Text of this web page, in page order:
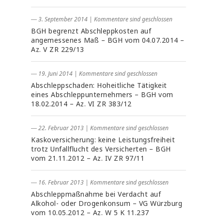
― 3. September 2014 | Kommentare sind geschlossen
BGH begrenzt Abschleppkosten auf
angemessenes Maß – BGH vom 04.07.2014 –
Az. V ZR 229/13
― 19. Juni 2014 | Kommentare sind geschlossen
Abschleppschaden: Hoheitliche Tätigkeit
eines Abschleppunternehmers – BGH vom
18.02.2014 – Az. VI ZR 383/12
― 22. Februar 2013 | Kommentare sind geschlossen
Kaskoversicherung: keine Leistungsfreiheit
trotz Unfallflucht des Versicherten – BGH
vom 21.11.2012 – Az. IV ZR 97/11
― 16. Februar 2013 | Kommentare sind geschlossen
Abschleppmaßnahme bei Verdacht auf
Alkohol- oder Drogenkonsum – VG Würzburg
vom 10.05.2012 – Az. W 5 K 11.237